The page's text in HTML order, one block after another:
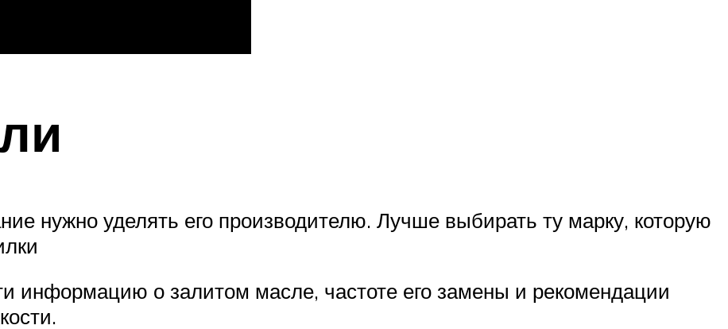
нужно уделять его производителю. Лучше выбирать ту марку, которую
информацию о залитом масле, частоте его замены и рекомендации